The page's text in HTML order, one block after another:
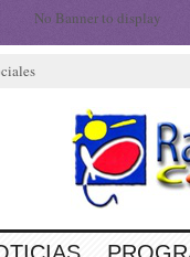
No Banner to display